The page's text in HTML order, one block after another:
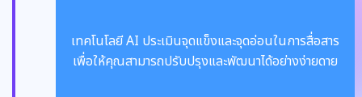
เทคโนโลยี AI ประเมินจุดแข็งและจุดอ่อนในการสื่อสาร
เพื่อให้คุณสามารถปรับปรุงและพัฒนาได้อย่างง่ายดาย